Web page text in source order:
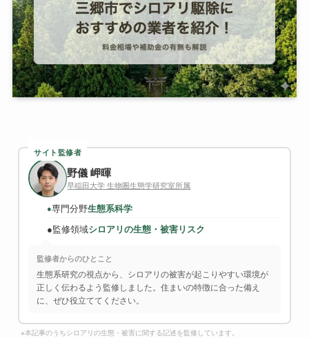
サイト監修者
野儀 岬暉
早稲田大学 生物圏生態学研究室所属
●専門分野生態系科学
●監修領域シロアリの生態・被害リスク
監修者からのひとこと
生態系研究の視点から、シロアリの被害が起こりやすい環境が
正しく伝わるよう監修しました。住まいの特徴に合った備え
に、ぜひ役立ててください。
※本記事のうちシロアリの生態・被害に関する記述を監修しています。